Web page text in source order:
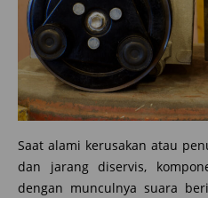
Saat alami kerusakan atau
dan jarang diservis,
dengan munculnya suara